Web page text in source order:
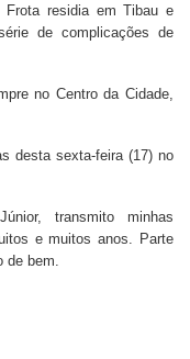
Frota residia em Tibau e
de complicações de
no Centro da Cidade,
desta sexta-feira (17) no
transmito minhas
e muitos anos. Parte
bem.